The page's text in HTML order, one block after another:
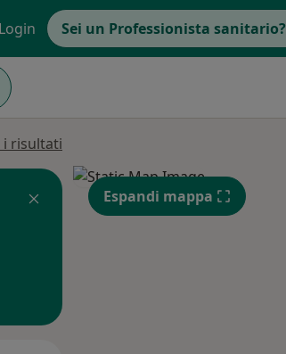
Login Sei un Professionista sanitario?
risultati
Espandi mappa